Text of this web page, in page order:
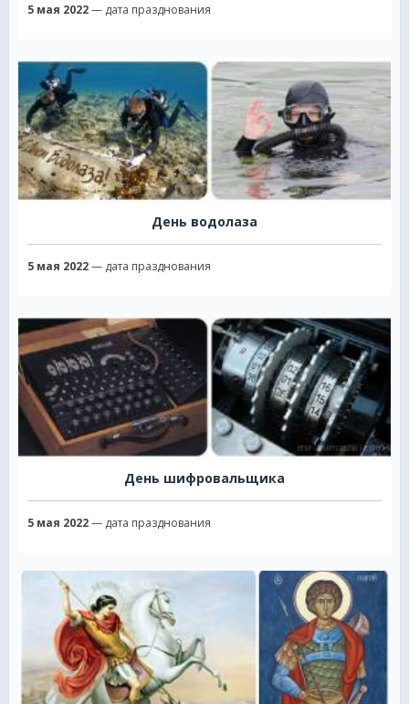
5 мая 2022— дата празднования
День водолаза
5 мая 2022— дата празднования
День шифровальщика
5 мая 2022— дата празднования